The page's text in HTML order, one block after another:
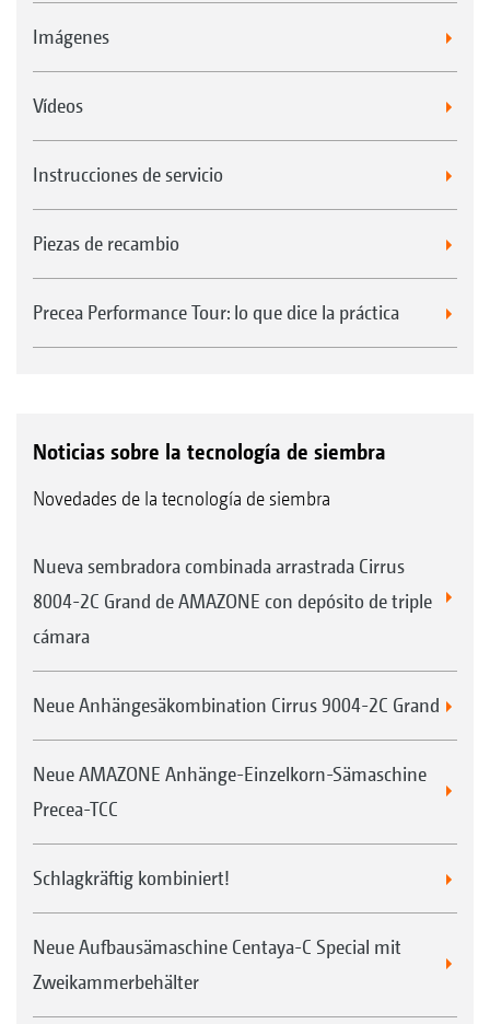
Imágenes
Vídeos
Instrucciones de servicio
Piezas de recambio
Precea Performance Tour: lo que dice la práctica
Noticias sobre la tecnología de siembra
Novedades de la tecnología de siembra
Nueva sembradora combinada arrastrada Cirrus
8004-2C Grand de AMAZONE con depósito de triple
cámara
Neue Anhängesäkombination Cirrus 9004-2C Grand
Neue AMAZONE Anhänge-Einzelkorn-Sämaschine
Precea-TCC
Schlagkräftig kombiniert!
Neue Aufbausämaschine Centaya-C Special mit
Zweikammerbehälter